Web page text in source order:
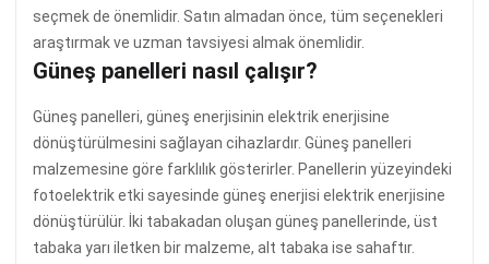
seçmek de önemlidir. Satın almadan önce, tüm seçenekleri
araştırmak ve uzman tavsiyesi almak önemlidir.
Güneş panelleri nasıl çalışır?
Güneş panelleri, güneş enerjisinin elektrik enerjisine
dönüştürülmesini sağlayan cihazlardır. Güneş panelleri
malzemesine göre farklılık gösterirler. Panellerin yüzeyindeki
fotoelektrik etki sayesinde güneş enerjisi elektrik enerjisine
dönüştürülür. İki tabakadan oluşan güneş panellerinde, üst
tabaka yarı iletken bir malzeme, alt tabaka ise sahaftır.